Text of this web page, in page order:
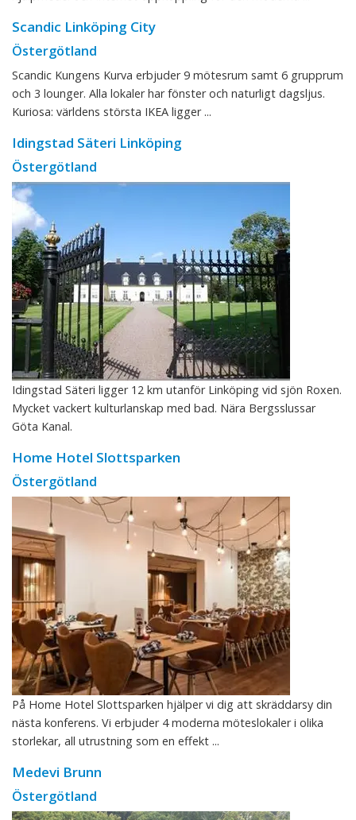
Scandic Linköping City
Östergötland
Scandic Kungens Kurva erbjuder 9 mötesrum samt 6 grupprum
och 3 lounger. Alla lokaler har fönster och naturligt dagsljus.
Kuriosa: världens största IKEA ligger ...
Idingstad Säteri Linköping
Östergötland
Idingstad Säteri ligger 12 km utanför Linköping vid sjön Roxen.
Mycket vackert kulturlanskap med bad. Nära Bergsslussar
Göta Kanal.
Home Hotel Slottsparken
Östergötland
På Home Hotel Slottsparken hjälper vi dig att skräddarsy din
nästa konferens. Vi erbjuder 4 moderna möteslokaler i olika
storlekar, all utrustning som en effekt ...
Medevi Brunn
Östergötland